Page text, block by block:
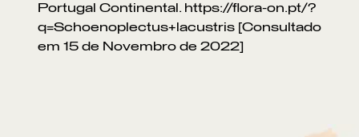
Portugal Continental. https://flora-on.pt/?
q=Schoenoplectus+lacustris [Consultado
em 15 de Novembro de 2022]